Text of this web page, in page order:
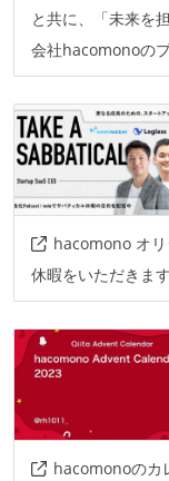
と共に、「未来を
会社hacomonoの
hacomono オ
休暇をいただきま
hacomonoの